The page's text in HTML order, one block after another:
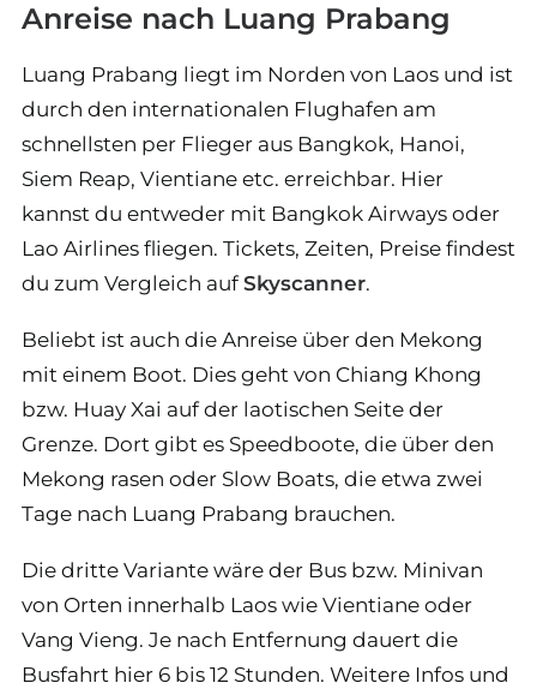
Anreise nach Luang Prabang
Luang Prabang liegt im Norden von Laos und ist
durch den internationalen Flughafen am
schnellsten per Flieger aus Bangkok, Hanoi,
Siem Reap, Vientiane etc. erreichbar. Hier
kannst du entweder mit Bangkok Airways oder
Lao Airlines fliegen. Tickets, Zeiten, Preise findest
du zum Vergleich aufSkyscanner.
Beliebt ist auch die Anreise über den Mekong
mit einem Boot. Dies geht von Chiang Khong
bzw. Huay Xai auf der laotischen Seite der
Grenze. Dort gibt es Speedboote, die über den
Mekong rasen oder Slow Boats, die etwa zwei
Tage nach Luang Prabang brauchen.
Die dritte Variante wäre der Bus bzw. Minivan
von Orten innerhalb Laos wie Vientiane oder
Vang Vieng. Je nach Entfernung dauert die
Busfahrt hier 6 bis 12 Stunden. Weitere Infos und